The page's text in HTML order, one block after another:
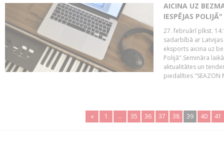
AICINA UZ
IESPĒJAS POLIJĀ"
27. februārī plkst.
sadarbībā ar
eksports aicina uz
Polijā".Semināra
aktualitātes un
piedalīties "SEAZON
« 1 .. 35 36 37 38 39 40 41